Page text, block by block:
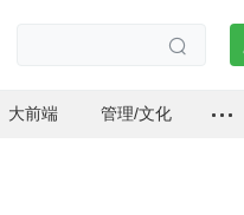

大前端 管理/文化